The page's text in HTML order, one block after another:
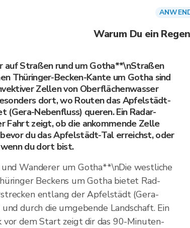
Warum Du ein
auf Straßen rund um Gotha**\nStraßen
Thüringer-Becken-Kante um Gotha sind
Zellen von Oberflächenwasser
dort, wo Routen das Apfelstädt-
(Gera-Nebenfluss) queren. Ein Radar-
Fahrt zeigt, ob die ankommende Zelle
du das Apfelstädt-Tal erreichst, oder
wenn du dort bist.
Wanderer um Gotha**\nDie westliche
Beckens um Gotha bietet Rad-
entlang der Apfelstädt (Gera-
durch die umgebende Landschaft. Ein
vor dem Start zeigt dir das 90-Minuten-